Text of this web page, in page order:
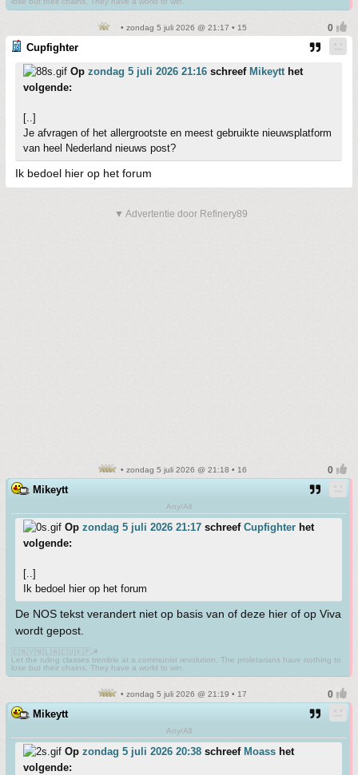
• zondag 5 juli 2026 @ 21:17 • 15
Cupfighter
Op zondag 5 juli 2026 21:16 schreef Mikeytt het
volgende:
[..]
Je afvragen of het allergrootste en meest gebruikte nieuwsplatform
van heel Nederland nieuws post?
Ik bedoel hier op het forum
▼ Advertentie door Refinery89
• zondag 5 juli 2026 @ 21:18 • 16
Mikeytt
Any/All
Op zondag 5 juli 2026 21:17 schreef Cupfighter het
volgende:
[..]
Ik bedoel hier op het forum
De NOS tekst verandert niet op basis van of deze hier of op Viva
wordt gepost.
🇨🇳🇻🇳🇱🇦🇨🇺🇰🇵☭
Let the ruling classes tremble at a communist revolution. The proletarians have nothing to
lose but their chains. They have a world to win.
• zondag 5 juli 2026 @ 21:19 • 17
Mikeytt
Any/All
Op zondag 5 juli 2026 20:38 schreef Moass het
volgende: